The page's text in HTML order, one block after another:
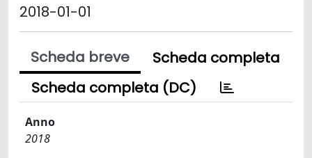
2018-01-01
Scheda breve
Scheda completa
Scheda completa (DC)
Anno
2018